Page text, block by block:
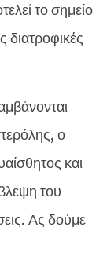
το σημείο
διατροφικές
ο
και
του
Ας δούμε